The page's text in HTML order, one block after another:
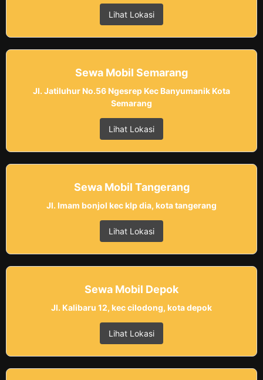
Lihat Lokasi
Sewa Mobil Semarang
Jl. Jatiluhur No.56 Ngesrep Kec Banyumanik Kota
Semarang
Lihat Lokasi
Sewa Mobil Tangerang
Jl. Imam bonjol kec klp dia, kota tangerang
Lihat Lokasi
Sewa Mobil Depok
Jl. Kalibaru 12, kec cilodong, kota depok
Lihat Lokasi